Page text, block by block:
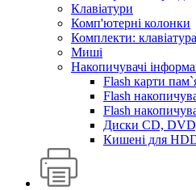
Клавіатури
Комп'ютерні колонки
Комплекти:
Миші
Накопичувачі
Flash карти
Flash
Flash
Диски CD,
Кишені для